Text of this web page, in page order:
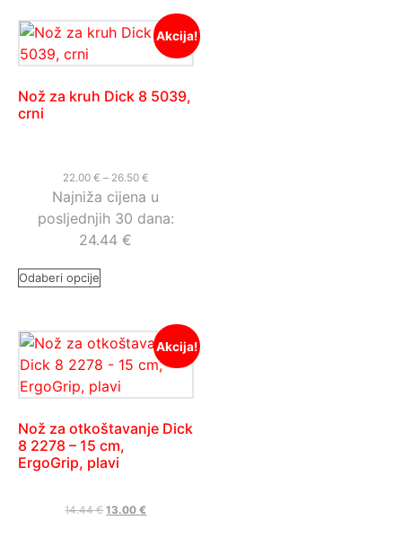
Akcija!
Nož za kruh Dick 8 5039,
crni
22.00 € – 26.50 €
Najniža cijena u
posljednjih 30 dana:
24.44€
Odaberi opcije
Akcija!
Nož za otkoštavanje Dick
8 2278 – 15 cm,
ErgoGrip, plavi
14.44€ 13.00€